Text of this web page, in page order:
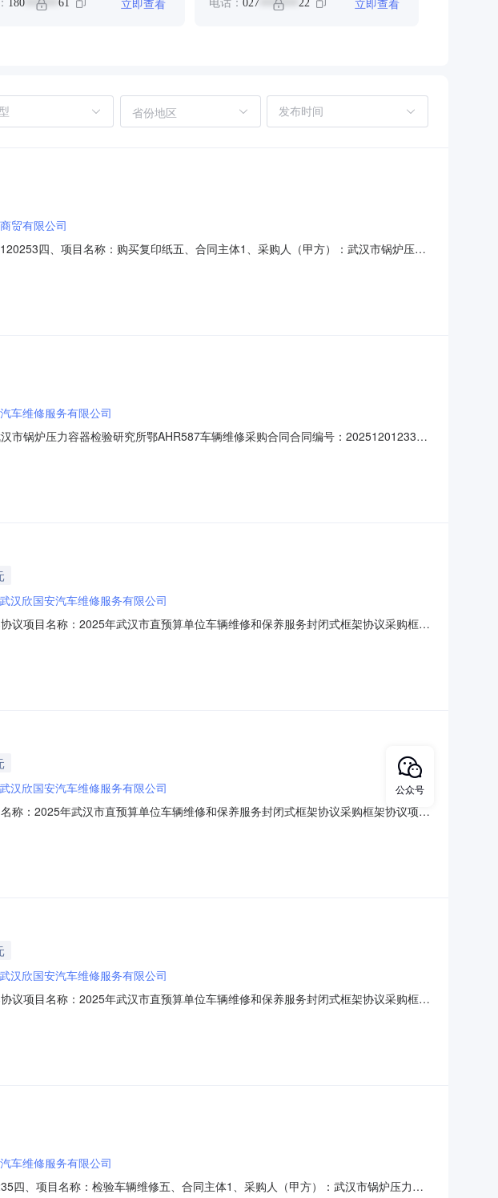
180 ****** 61 电话： 027 ******* 22
省份地区
贸有限公司
四、项目名称：购买复印纸五、合同主体1、采购人（甲方）：武汉市锅炉压力
号（或服务要求）：详见合同文本3、主要标的数量：28.25箱4、主要
车维修服务有限公司
市锅炉压力容器检验研究所鄂AHR587车辆维修采购合同合同编号：202512012330
司成交供应商地址：武汉市江岸区二七工业园A区7栋一楼附2合同金额(元)：49
武汉欣国安汽车维修服务有限公司
项目名称：2025年武汉市直预算单位车辆维修和保养服务封闭式框架协议采购框架
系人：饶闻宇采购单位联系电话：18007181161是否专门面向中
武汉欣国安汽车维修服务有限公司
：2025年武汉市直预算单位车辆维修和保养服务封闭式框架协议采购框架协议项目
胜强采购单位联系电话：13995559788是否专门面向中小微：否
武汉欣国安汽车维修服务有限公司
项目名称：2025年武汉市直预算单位车辆维修和保养服务封闭式框架协议采购框架
系人：闵胜强采购单位联系电话：13995559788是否专门面向中
车维修服务有限公司
、项目名称：检验车辆维修五、合同主体1、采购人（甲方）：武汉市锅炉压力容
公众号